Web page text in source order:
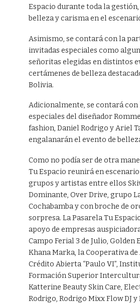
Espacio durante toda la
belleza y carisma en el
Asimismo, se contará con la
invitadas especiales como
señoritas elegidas en distintos
certámenes de belleza
Bolivia.
Adicionalmente, se contará con
especiales del diseñador
fashion, Daniel Rodrigo y Ariel
engalanarán el evento de
Como no podía ser de otra
Tu Espacio reunirá en escenario
grupos y artistas entre ellos
Dominante, Over Drive, grupo
Cochabamba y con broche de
sorpresa. La Pasarela Tu
apoyo de empresas
Campo Ferial 3 de Julio, Golden
Khana Marka, la Cooperativa
Crédito Abierta “Paulo VI”,
Formación Superior
Katterine Beauty Skin Care,
Rodrigo, Rodrigo Mixx Flow DJ y